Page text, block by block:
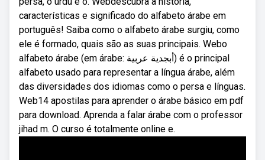
características e significado do alfabeto árabe em
português! Saiba como o alfabeto árabe surgiu, como
ele é formado, quais são as suas principais. Webo
alfabeto árabe (em árabe: أبجدية عربية) é o principal
alfabeto usado para representar a língua árabe, além
das diversidades dos idiomas como o persa e línguas.
Web14 apostilas para aprender o árabe básico em pdf
para download. Aprenda a falar árabe com o professor
jihad m. O curso é totalmente online e.